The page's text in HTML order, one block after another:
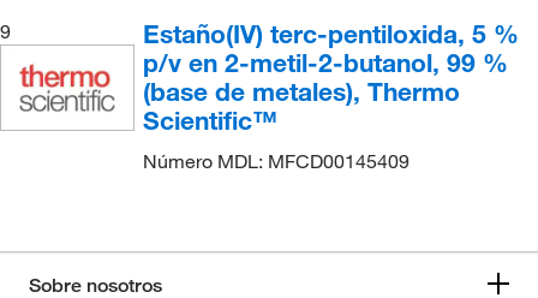
9
Estaño(IV) terc-pentiloxida, 5 %
p/v en 2-metil-2-butanol, 99 %
(base de metales), Thermo
Scientific™
Número MDL: MFCD00145409
Sobre nosotros